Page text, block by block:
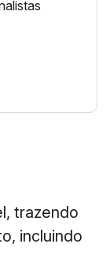
trazendo
incluindo